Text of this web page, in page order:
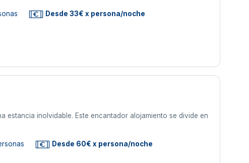
Desde 33€ x persona/noche
estancia inolvidable. Este encantador alojamiento se divide en
Desde 60€ x persona/noche